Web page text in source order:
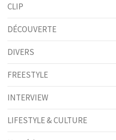
CLIP
DÉCOUVERTE
DIVERS
FREESTYLE
INTERVIEW
LIFESTYLE & CULTURE